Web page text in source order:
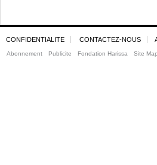
CONFIDENTIALITE CONTACTEZ-NOUS
Abonnement Publicite Fondation Harissa Site Map